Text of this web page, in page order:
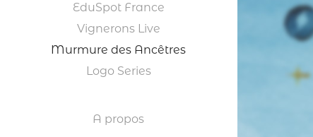
EduSpot France
Vignerons Live
Murmure des Ancêtres
Logo Series
A propos